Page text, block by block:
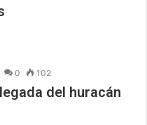
0 102
del huracán